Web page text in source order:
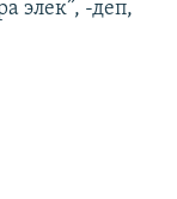
элек”, -деп,